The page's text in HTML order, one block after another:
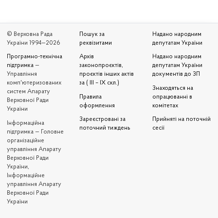
© Верховна Рада
України 1994—2026
Програмно-технічна
підтримка —
Управління
комп'ютеризованих
систем Апарату
Верховної Ради
України
Iнформаційна
підтримка — Головне
організаційне
управління Апарату
Верховної Ради
України,
Інформаційне
управління Апарату
Верховної Ради
України
Пошук за
реквізитами
Архів
законопроєктів,
проєктів інших актів
за ( III – IX скл.)
Правила
оформлення
Зареєстровані за
поточний тиждень
Надано народним
депутатам України
Надано народним
депутатам України
документів до ЗП
Знаходяться на
опрацюванні в
комітетах
Прийняті на поточній
сесії